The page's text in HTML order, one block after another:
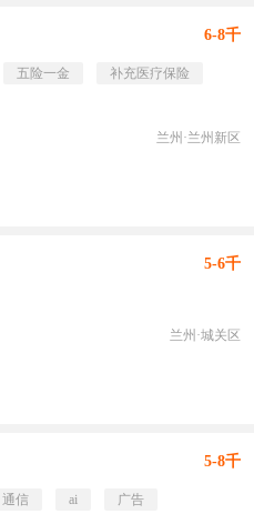
6-8千
五险一金
补充医疗保险
兰州·兰州新区
5-6千
兰州·城关区
5-8千
通信 ai 广告